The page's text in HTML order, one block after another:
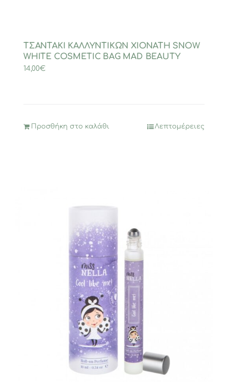
ΤΣΑΝΤΑΚΙ ΚΑΛΛΥΝΤΙΚΩΝ ΧΙΟΝΑΤΗ SNOW
WHITE COSMETIC BAG MAD BEAUTY
14,00€
Προσθήκη στο καλάθι Λεπτομέρειες